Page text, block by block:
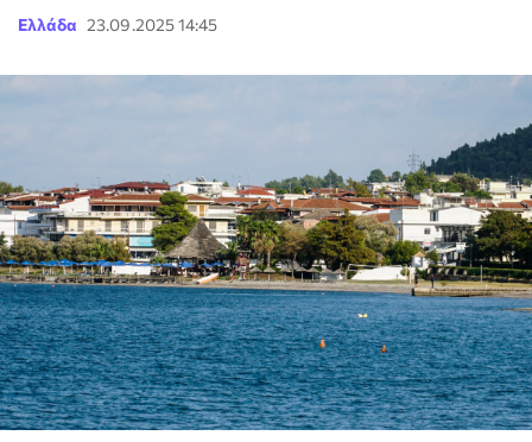
Ελλάδα 23.09.2025 14:45